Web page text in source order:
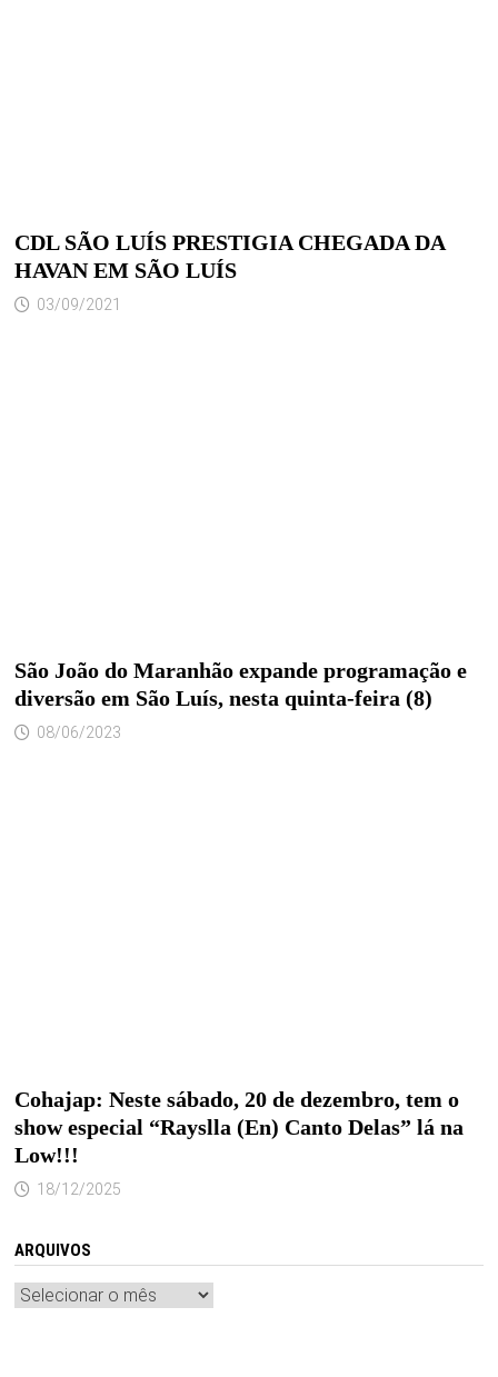
CDL SÃO LUÍS PRESTIGIA CHEGADA DA
HAVAN EM SÃO LUÍS
03/09/2021
São João do Maranhão expande programação e
diversão em São Luís, nesta quinta-feira (8)
08/06/2023
Cohajap: Neste sábado, 20 de dezembro, tem o
show especial “Rayslla (En) Canto Delas” lá na
Low!!!
18/12/2025
ARQUIVOS
Arquivos